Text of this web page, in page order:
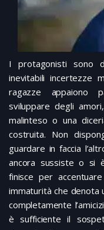
I protagonisti sono
inevitabili incertezze
ragazze appaiono
sviluppare degli
malinteso o una
costruita. Non
guardare in faccia
ancora sussiste o si
finisce per
immaturità che denota
completamente
è sufficiente il